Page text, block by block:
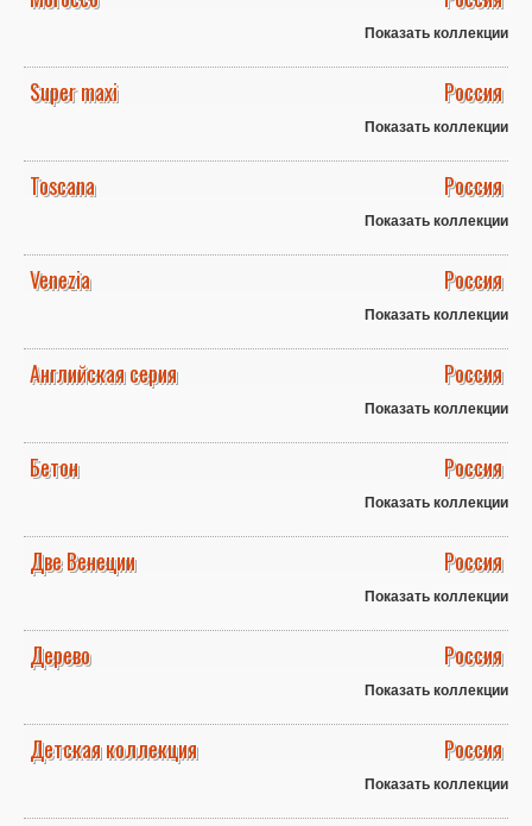
Показать коллекции
Super maxi Россия
Показать коллекции
Toscana Россия
Показать коллекции
Venezia Россия
Показать коллекции
Английская серия Россия
Показать коллекции
Бетон Россия
Показать коллекции
Две Венеции Россия
Показать коллекции
Дерево Россия
Показать коллекции
Детская коллекция Россия
Показать коллекции